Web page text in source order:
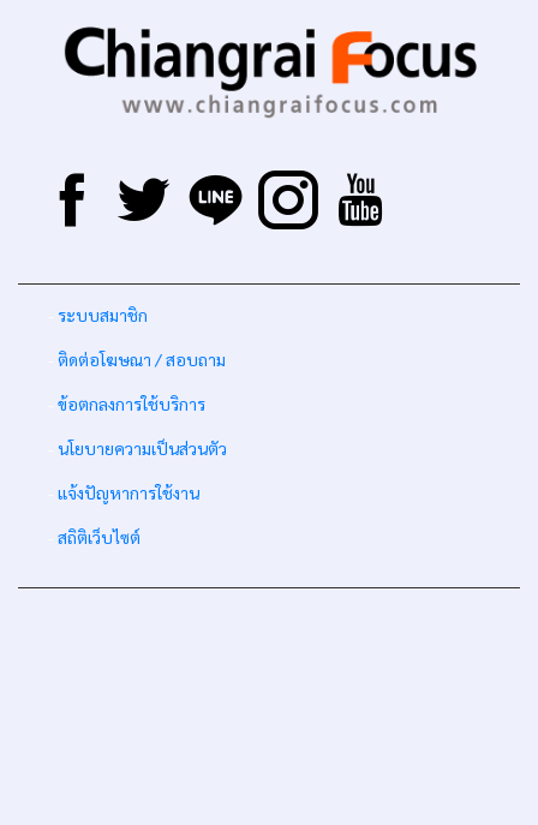
ระบบสมาชิก
ติดต่อโฆษณา / สอบถาม
ข้อตกลงการใช้บริการ
นโยบายความเป็นส่วนตัว
แจ้งปัญหาการใช้งาน
สถิติเว็บไซต์